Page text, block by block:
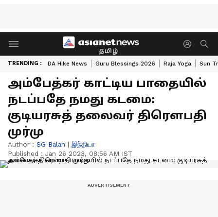
தமிழ்
TRENDING : DA Hike News Guru Blessings 2026 Raja Yoga Sun
அம்பேத்கர் காட்டிய பாதையில்
நடப்பதே நமது கடமை:
குடியரசுத் தலைவர் திரௌபதி
முர்மு
Author : SG Balan | இந்தியா
Published : Jan 26 2023, 08:56 AM IST